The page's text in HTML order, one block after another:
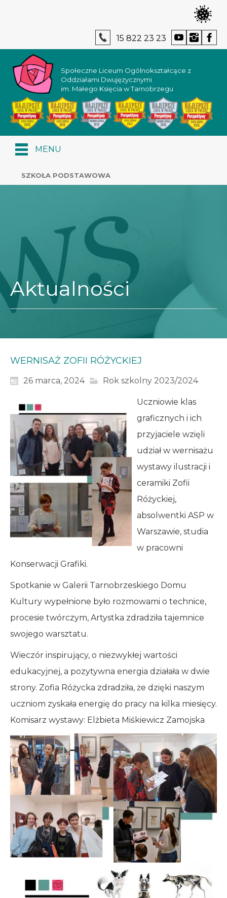
15 822 23 23
Społeczne Liceum Ogólnokształcące z
Oddziałami Dwujęzycznymi
im. Małego Księcia w Tarnobrzegu
MENU
SZKOŁA PODSTAWOWA
Aktualności
WERNISAŻ ZOFII RÓŻYCKIEJ
26 marca, 2024 Rok szkolny 2023/2024
Uczniowie klas
graficznych i ich
przyjaciele wzięli
udział w wernisażu
wystawy ilustracji i
ceramiki Zofii
Różyckiej,
absolwentki ASP w
Warszawie, studia
w pracowni
Konserwacji Grafiki.
Spotkanie w Galerii Tarnobrzeskiego Domu
Kultury wypełnione było rozmowami o technice,
procesie twórczym, Artystka zdradziła tajemnice
swojego warsztatu.
Wieczór inspirujący, o niezwykłej wartości
edukacyjnej, a pozytywna energia działała w dwie
strony. Zofia Różycka zdradziła, że dzięki naszym
uczniom zyskała energię do pracy na kilka miesięcy.
Komisarz wystawy: Elżbieta Miśkiewicz Zamojska